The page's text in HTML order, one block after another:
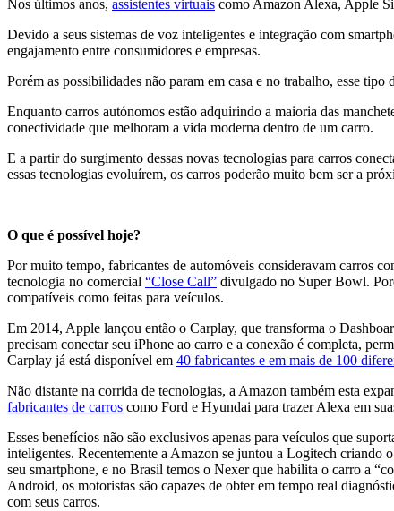
Nos últimos anos, assistentes virtuais como Amazon Alexa, Apple
Devido a seus sistemas de voz inteligentes e integração com
engajamento entre consumidores e empresas.
Porém as possibilidades não param em casa e no trabalho, esse
Enquanto carros autónomos estão adquirindo a maioria das
conectividade que melhoram a vida moderna dentro de um carro.
E a partir do surgimento dessas novas tecnologias para carros
essas tecnologias evoluírem, os carros poderão muito bem ser a
O que é possível hoje?
Por muito tempo, fabricantes de automóveis consideravam carros
tecnologia no comercial “Close Call” divulgado no Super Bowl.
compatíveis como feitas para veículos.
Em 2014, Apple lançou então o Carplay, que transforma o
precisam conectar seu iPhone ao carro e a conexão é completa,
Carplay já está disponível em 40 fabricantes e em mais de 100
Não distante na corrida de tecnologias, a Amazon também esta
fabricantes de carros como Ford e Hyundai para trazer Alexa em
Esses benefícios não são exclusivos apenas para veículos que
inteligentes. Recentemente a Amazon se juntou a Logitech criando o
seu smartphone, e no Brasil temos o Nexer que habilita o carro a
Android, os motoristas são capazes de obter em tempo real
com seus carros.